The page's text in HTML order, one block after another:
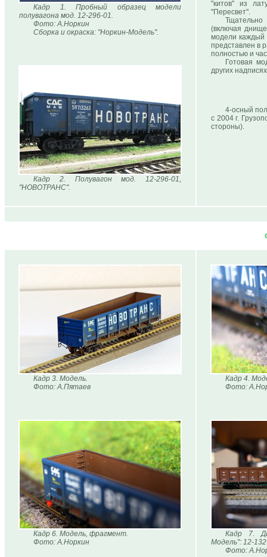
Кадр 1. Пробный образец модели
полувагона мод. 12-296-01.
Фото: А.Норкин
Сборка и окраска: "Норкин-Модель".
Кадр 2. Полувагон мод. 12-296-01,
"НОВОТРАНС".
"китов" из
"Пересвет".
Тщательно
(включая
модели каждый
представлен в
полностью и
Готовая
других
4-осный
с 2004 г.
стороны).
Кадр 3. Модель.
Фото: А.Пятаев
Кадр 4.
Фото:
Кадр 6. Модель, фрагмент.
Фото: А.Норкин
Кадр 7.
Модель": 12-
Фото: